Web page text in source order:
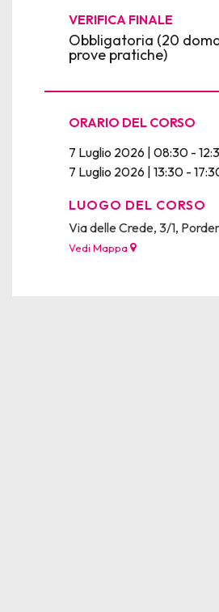
VERIFICA FINALE
Obbligatoria (20
prove pratiche)
ORARIO DEL CORSO
7 Luglio 2026 | 08:30 -
7 Luglio 2026 | 13:30 -
LUOGO DEL CORSO
Via delle Crede, 3/1,
Vedi Mappa